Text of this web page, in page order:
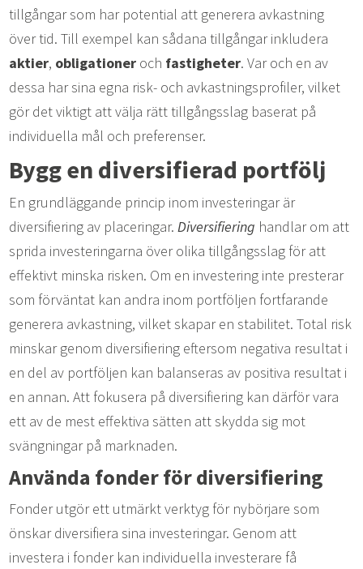
tillgångar som har potential att generera avkastning
över tid. Till exempel kan sådana tillgångar inkludera
aktier, obligationer och fastigheter. Var och en av
dessa har sina egna risk- och avkastningsprofiler, vilket
gör det viktigt att välja rätt tillgångsslag baserat på
individuella mål och preferenser.
Bygg en diversifierad portfölj
En grundläggande princip inom investeringar är
diversifiering av placeringar.Diversifiering handlar om att
sprida investeringarna över olika tillgångsslag för att
effektivt minska risken. Om en investering inte presterar
som förväntat kan andra inom portföljen fortfarande
generera avkastning, vilket skapar en stabilitet. Total risk
minskar genom diversifiering eftersom negativa resultat i
en del av portföljen kan balanseras av positiva resultat i
en annan. Att fokusera på diversifiering kan därför vara
ett av de mest effektiva sätten att skydda sig mot
svängningar på marknaden.
Använda fonder för diversifiering
Fonder utgör ett utmärkt verktyg för nybörjare som
önskar diversifiera sina investeringar. Genom att
investera i fonder kan individuella investerare få